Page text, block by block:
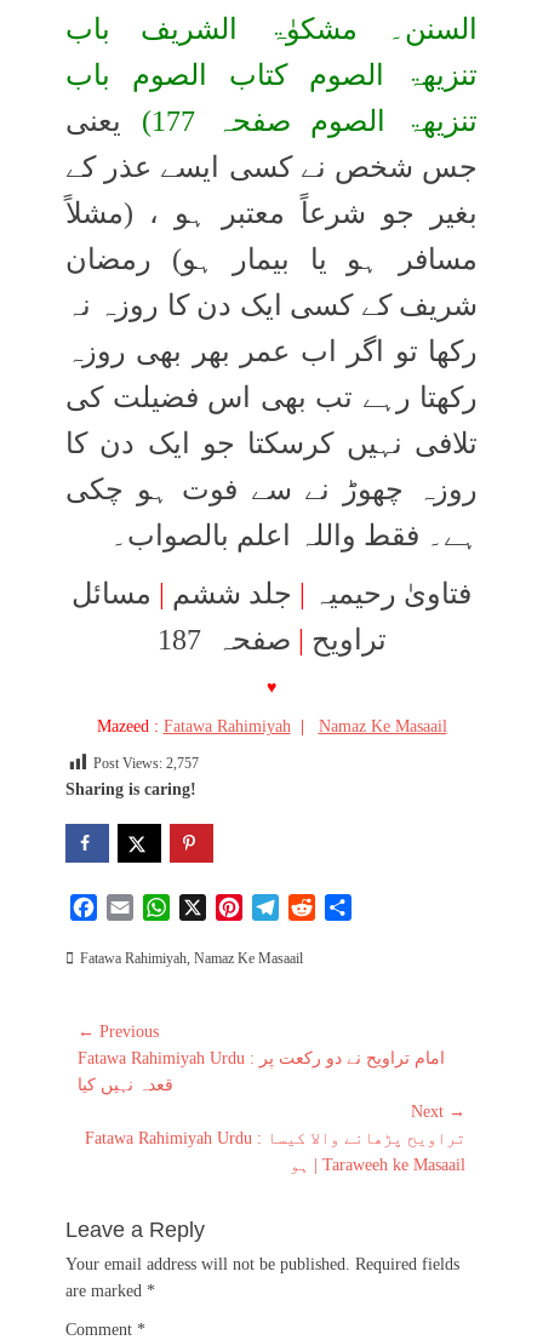
السنن۔ مشکوٰۃ الشریف باب
تنزیھۃ الصوم کتاب الصوم باب
تنزیھۃ الصوم صفحہ 177)
یعنی
جس شخص نے کسی ایسے عذر کے
بغیر جو شرعاً معتبر ہو ، (مشلاً
مسافر ہو یا بیمار ہو) رمضان
شریف کے کسی ایک دن کا روزہ نہ
رکھا تو اگر اب عمر بھر بھی روزہ
رکھتا رہے تب بھی اس فضیلت کی
تلافی نہیں کرسکتا جو ایک دن کا
روزہ چھوڑ نے سے فوت ہو چکی
ہے۔ فقط واللہ اعلم بالصواب۔
فتاویٰ رحیمیہ | جلد ششم | مسائل
تراویح | صفحہ 187
♥
Mazeed : Fatawa Rahimiyah | Namaz Ke Masaail
Post Views: 2,757
Sharing is caring!
c
o
o
k
a
W
a
p
p
X
n
e
l
a
Categories
Fatawa Rahimiyah Namaz Ke Masaail
Post
navigation
← Previous
Previous
post:
Fatawa Rahimiyah Urdu : امام تراویح نے دو رکعت پر
قعدہ نہیں کیا
Next →
Next
Fatawa Rahimiyah Urdu : تراویح پڑھانے والا کیسا
ہو | Taraweeh ke Masaail
Leave a Reply
Your email address will not be published. Required fields
are marked *
Comment *